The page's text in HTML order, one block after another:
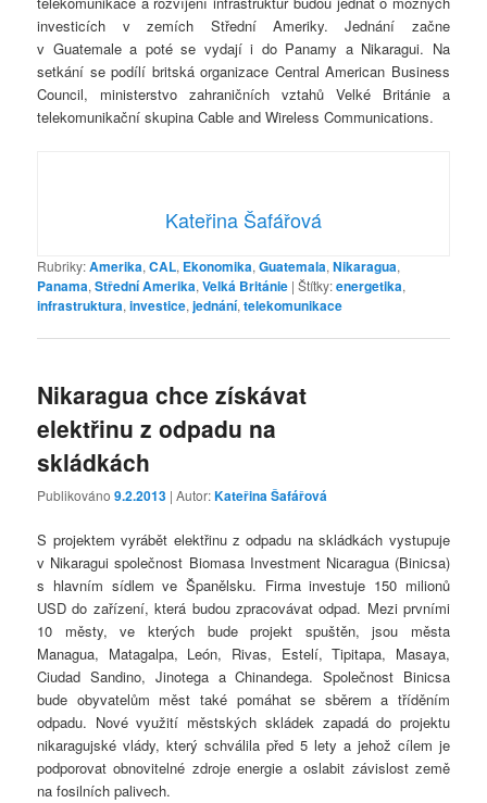
investicích v zemích Střední Ameriky. Jednání začne
v Guatemale a poté se vydají i do Panamy a Nikaragui. Na
setkání se podílí britská organizace Central American Business
Council, ministerstvo zahraničních vztahů Velké Británie a
telekomunikační skupina Cable and Wireless Communications.
Kateřina Šafářová
Rubriky:Amerika,CAL, Ekonomika,Guatemala,Nikaragua,
Panama,Střední Amerika,Velká Británie |Štítky:energetika,
infrastruktura,investice,jednání,telekomunikace
Nikaragua chce získávat
elektřinu z odpadu na
skládkách
Publikováno9.2.2013 | Autor:Kateřina Šafářová
S projektem vyrábět elektřinu z odpadu na skládkách vystupuje
v Nikaragui společnost Biomasa Investment Nicaragua (Binicsa)
s hlavním sídlem ve Španělsku. Firma investuje 150 milionů
USD do zařízení, která budou zpracovávat odpad. Mezi prvními
10 městy, ve kterých bude projekt spuštěn, jsou města
Managua, Matagalpa, León, Rivas, Estelí, Tipitapa, Masaya,
Ciudad Sandino, Jinotega a Chinandega. Společnost Binicsa
bude obyvatelům měst také pomáhat se sběrem a tříděním
odpadu. Nové využití městských skládek zapadá do projektu
nikaragujské vlády, který schválila před 5 lety a jehož cílem je
podporovat obnovitelné zdroje energie a oslabit závislost země
na fosilních palivech.